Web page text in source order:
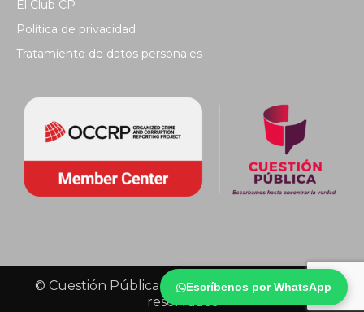
Escríbenos por WhatsApp
El Club CP
Política de privacidad
Tratamiento de datos personales
© Cuestión Pública 2018 - Todos los derechos
reservados